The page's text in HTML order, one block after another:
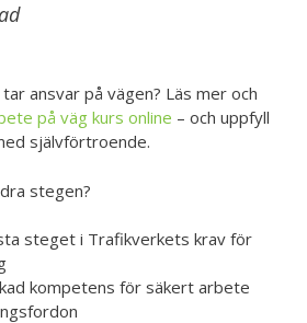
ansvar på vägen? Läs mer och
på väg kurs online – och uppfyll
självförtroende.
stegen?
steget i Trafikverkets krav för
kompetens för säkert arbete